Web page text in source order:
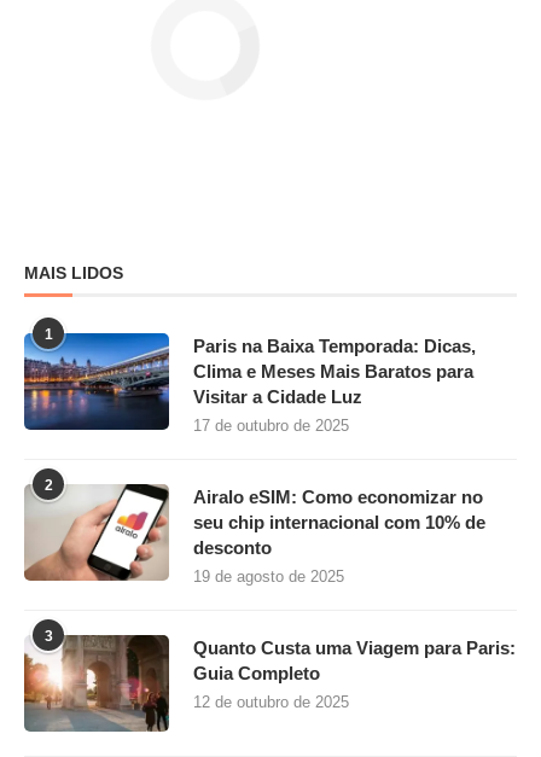
MAIS LIDOS
1
Paris na Baixa Temporada: Dicas,
Clima e Meses Mais Baratos para
Visitar a Cidade Luz
17 de outubro de 2025
2
Airalo eSIM: Como economizar no
seu chip internacional com 10% de
desconto
19 de agosto de 2025
3
Quanto Custa uma Viagem para Paris:
Guia Completo
12 de outubro de 2025